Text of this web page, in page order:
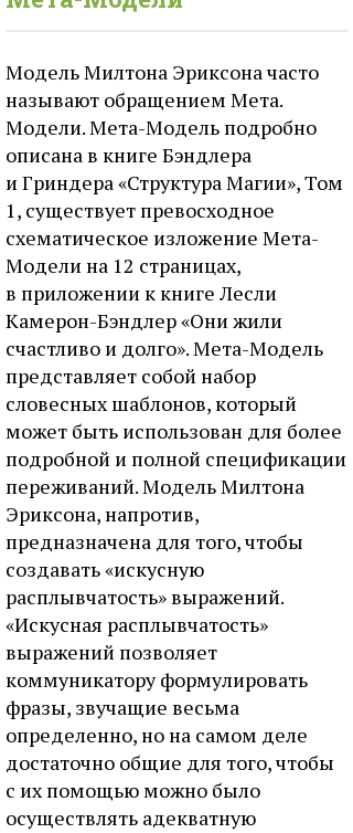
Модель Милтона Эриксона часто
называют обращением Мета.
Модели. Мета-Модель подробно
описана в книге Бэндлера
и Гриндера «Структура Магии», Том
1, существует превосходное
схематическое изложение Мета-
Модели на 12 страницах,
в приложении к книге Лесли
Камерон-Бэндлер «Они жили
счастливо и долго». Мета-Модель
представляет собой набор
словесных шаблонов, который
может быть использован для более
подробной и полной спецификации
переживаний. Модель Милтона
Эриксона, напротив,
предназначена для того, чтобы
создавать «искусную
расплывчатость» выражений.
«Искусная расплывчатость»
выражений позволяет
коммуникатору формулировать
фразы, звучащие весьма
определенно, но на самом деле
достаточно общие для того, чтобы
с их помощью можно было
осуществлять адекватную